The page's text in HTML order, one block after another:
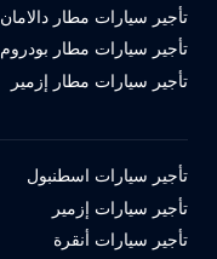
تأجير سيارات مطار دالامان
تأجير سيارات مطار بودروم
تأجير سيارات مطار إزمير
تأجير سيارات اسطنبول
تأجير سيارات إزمير
تأجير سيارات أنقرة